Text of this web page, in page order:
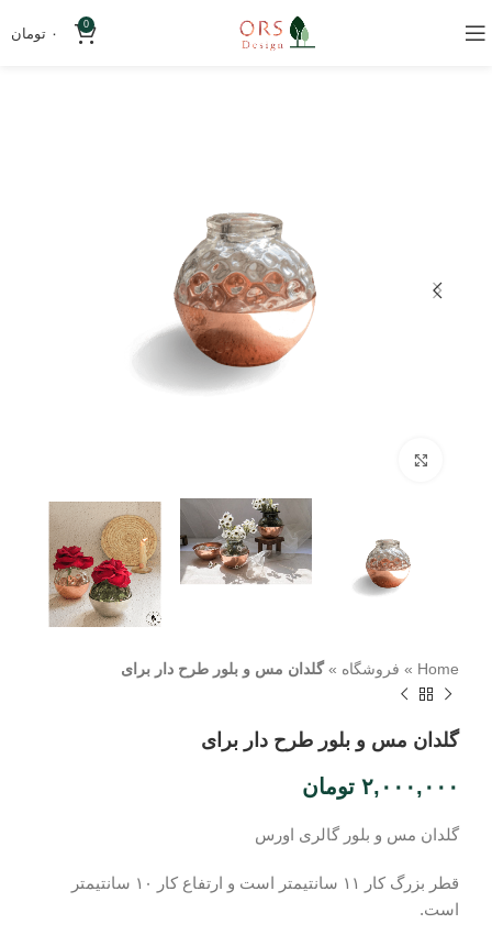
0
۰ تومان
Home
» فروشگاه »گلدان مس و بلور طرح دار برای
گلدان مس و بلور طرح دار برای
۲,۰۰۰,۰۰۰ تومان
گلدان مس و بلور گالری اورس
قطر بزرگ کار ۱۱ سانتیمتر است و ارتفاع کار ۱۰ سانتیمتر
است.